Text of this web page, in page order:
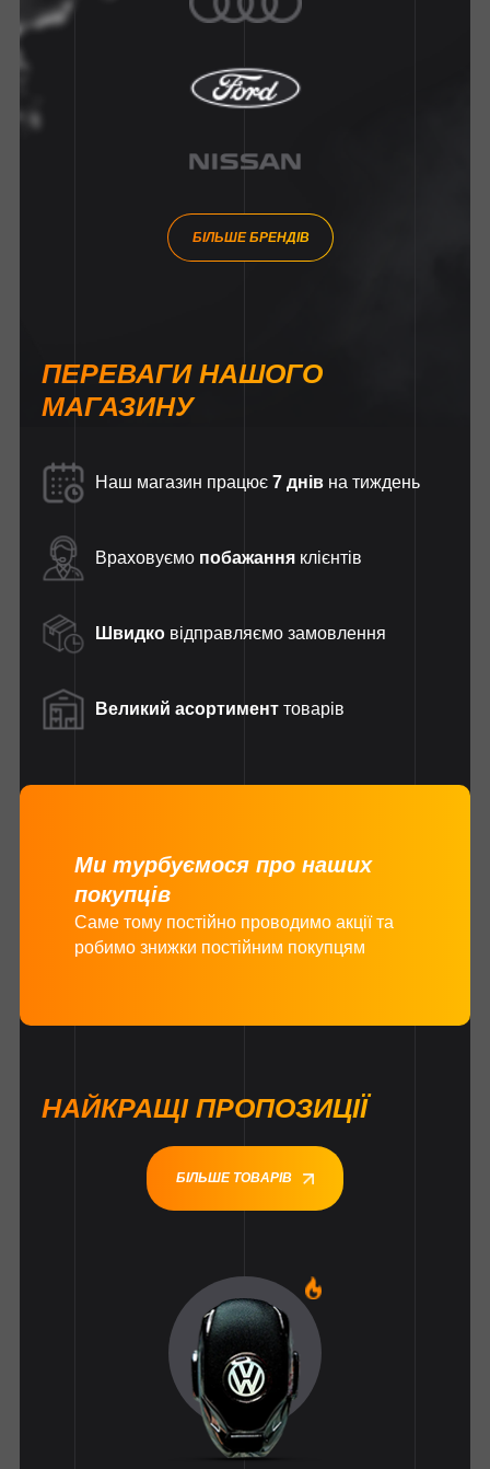
БІЛЬШЕ БРЕНДІВ
ПЕРЕВАГИ НАШОГО
МАГАЗИНУ
Наш магазин працює 7 днів на тиждень
Враховуємо побажання клієнтів
Швидко відправляємо замовлення
Великий асортимент товарів
Ми турбуємося про наших
покупців
Саме тому постійно проводимо акції та
робимо знижки постійним покупцям
НАЙКРАЩІ ПРОПОЗИЦІЇ
БІЛЬШЕ ТОВАРІВ